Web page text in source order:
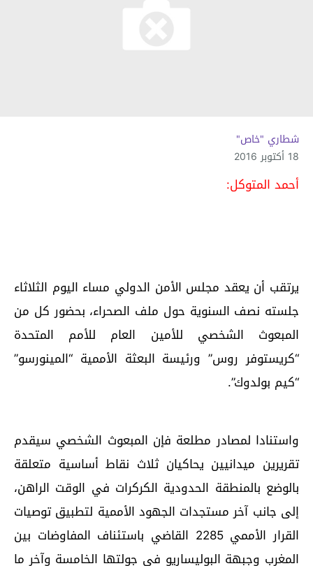
شطاري "خاص"
18 أكتوبر 2016
أحمد المتوكل:
يرتقب أن يعقد مجلس الأمن الدولي مساء اليوم الثلاثاء
جلسته نصف السنوية حول ملف الصحراء، بحضور كل من
المبعوث الشخصي للأمين العام للأمم المتحدة
“كريستوفر روس” ورئيسة البعثة الأممية “المينورسو”
“كيم بولدوك”.
واستنادا لمصادر مطلعة فإن المبعوث الشخصي سيقدم
تقريرين ميدانيين يحاكيان ثلاث نقاط أساسية متعلقة
بالوضع بالمنطقة الحدودية الكركرات في الوقت الراهن،
إلى جانب آخر مستجدات الجهود الأممية لتطبيق توصيات
القرار الأممي 2285 القاضي باستئناف المفاوضات بين
المغرب وجبهة البوليساريو في جولتها الخامسة وآخر ما